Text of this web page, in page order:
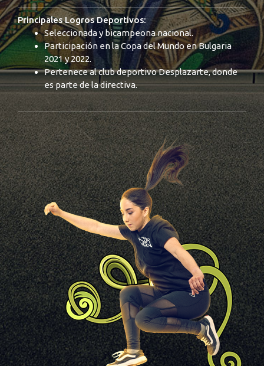
Principales Logros Deportivos:
Seleccionada y bicampeona nacional.
Participación en la Copa del Mundo en Bulgaria
2021 y 2022.
Pertenece al club deportivo Desplazarte, donde
es parte de la directiva.